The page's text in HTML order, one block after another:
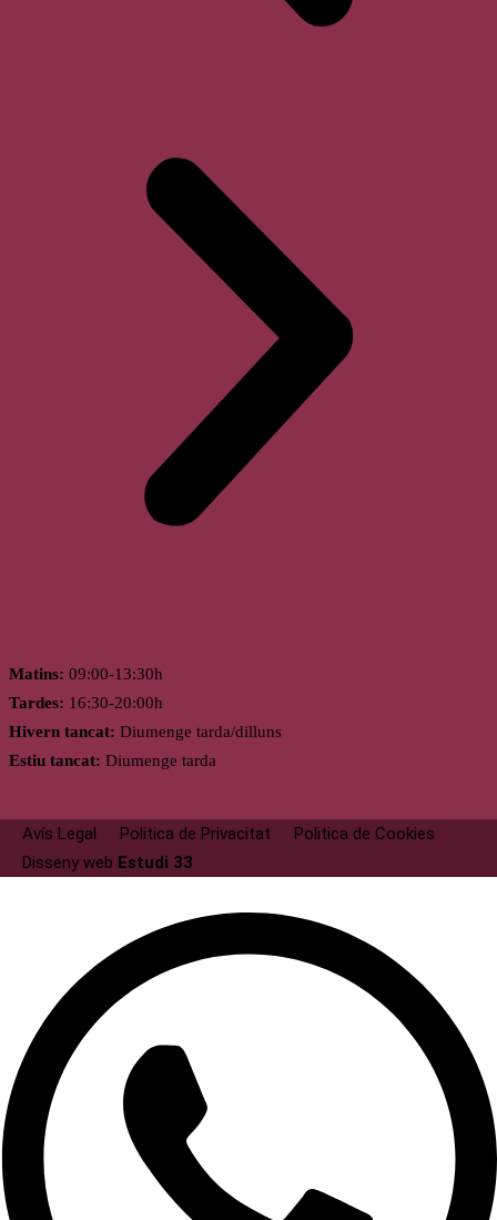
Matins: 09:00-13:30h
Tardes: 16:30-20:00h
Hivern tancat: Diumenge tarda/dilluns
Estiu tancat: Diumenge tarda
Avís Legal Politica de Privacitat
Politica de Cookies
Disseny web Estudi 33